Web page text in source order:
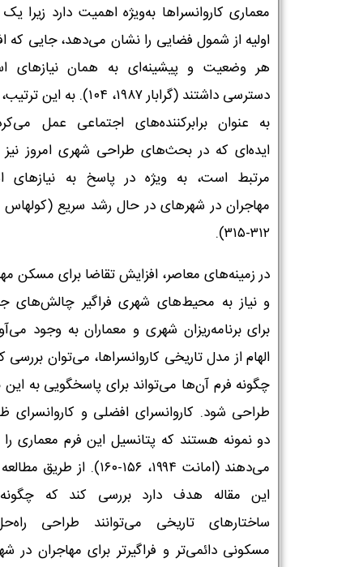
معماری کاروانسراها به‌ویژه اهمیت دارد زیرا
اولیه از شمول فضایی را نشان می‌دهد، جایی که
هر وضعیت و پیشینه‌ای به همان نیازهای
دسترسی داشتند (گرابار ۱۹۸۷، ۱۰۴). به
به عنوان برابرکننده‌های اجتماعی عمل
ایده‌ای که در بحث‌های طراحی شهری امروز نیز
مرتبط است، به ویژه در پاسخ به نیازهای
۳۱۲-۳۱۵).
در زمینه‌های معاصر، افزایش تقاضا برای مسکن
و نیاز به محیط‌های شهری فراگیر چالش‌های
برای برنامه‌ریزان شهری و معماران به وجود
الهام از مدل تاریخی کاروانسراها، می‌توان بررسی
چگونه فرم آن‌ها می‌تواند برای پاسخگویی به این
طراحی شود. کاروانسرای افضلی و کاروانسرای
دو نمونه هستند که پتانسیل این فرم معماری
می‌دهند (امانت ۱۹۹۴، ۱۵۶-۱۶۰). از
این مقاله هدف دارد بررسی کند که
ساختارهای تاریخی می‌توانند طراحی
مسکونی دائمی‌تر و فراگیرتر برای مهاجران در